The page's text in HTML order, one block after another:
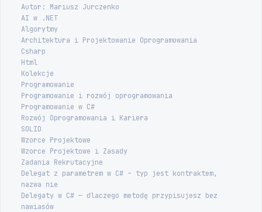
Autor: Mariusz Jurczenko
AI w .NET
Algorytmy
Architektura i Projektowanie Oprogramowania
Csharp
Html
Kolekcje
Programowanie
Programowanie i rozwój oprogramowania
Programowanie w C#
Rozwój Oprogramowania i Kariera
SOLID
Wzorce Projektowe
Wzorce Projektowe i Zasady
Zadania Rekrutacyjne
Delegat z parametrem w C# – typ jest kontraktem,
nazwa nie
Delegaty w C# — dlaczego metodę przypisujesz bez
nawiasów